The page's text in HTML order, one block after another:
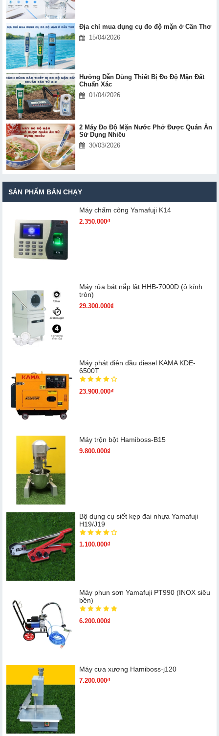
Địa chỉ mua dụng cụ đo độ mặn ở Cần Thơ
15/04/2026
Hướng Dẫn Dùng Thiết Bị Đo Độ Mặn Đất
Chuẩn Xác
01/04/2026
2 Máy Đo Độ Mặn Nước Phở Được Quán Ăn
Sử Dụng Nhiều
30/03/2026
SẢN PHẨM BÁN CHẠY
Máy chấm cô​ng Yamafuji K14
2.350.000₫
Máy rửa bát nắp lật HHB-7000D (ô kính
tròn)
29.300.000₫
Máy phát điện dầu diesel KAMA KDE-
6500T
23.900.000₫
Máy trộn bột Hamiboss-B15
9.800.000₫
Bộ dụng cụ siết kẹp đai nhựa Yamafuji
H19/J19
1.100.000₫
Máy phun sơn Yamafuji PT990 (INOX siêu
bền)
6.200.000₫
Máy cưa xương Hamiboss-j120
7.200.000₫